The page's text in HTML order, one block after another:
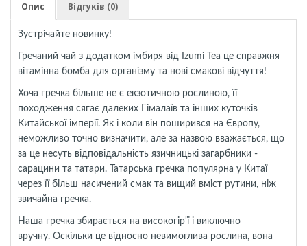
Опис Відгуків (0)
Зустрічайте новинку!
Гречаний чай з додатком імбиря від Izumi Tea це справжня
вітамінна бомба для організму та нові смакові відчуття!
Хоча гречка більше не є екзотичною рослиною, її
походження сягає далеких Гімалаїв та інших куточків
Китайської імперії. Як і коли він поширився на Європу,
неможливо точно визначити, але за назвою вважається, що
за це несуть відповідальність язичницькі загарбники -
сарацини та татари. Татарська гречка популярна у Китаї
через її більш насичений смак та вищий вміст рутини, ніж
звичайна гречка.
Наша гречка збирається на високогір'ї і виключно
вручну. Оскільки це відносно невимоглива рослина, вона